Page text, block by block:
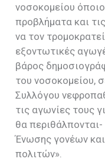
νοσοκομείου
προβλήματα και
να τον
εξοντωτικές
βάρος
του νοσοκομείου,
Συλλόγου
τις αγωνίες τους
θα
Ένωσης γονέων
πολιτών».